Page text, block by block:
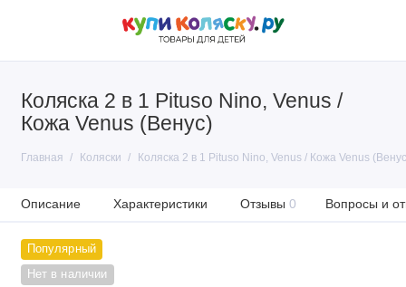
Коляска 2 в 1 Pituso Nino, Venus /
Кожа Venus (Венус)
Главная Коляски Коляска 2 в 1 Pituso Nino, Venus / Кожа Venus
Описание Характеристики Отзывы 0 Вопросы и
Популярный
Нет в наличии